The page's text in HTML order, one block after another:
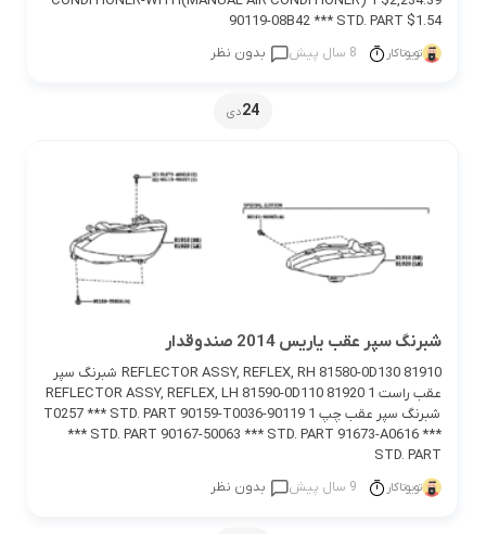
90119-08B42 *** STD. PART $1.54
تویوتاکار 8 سال پیش بدون نظر
24دی
شبرنگ سپر عقب یاریس 2014 صندوقدار
81910 REFLECTOR ASSY, REFLEX, RH 81580-0D130 شبرنگ سپر
عقب راست 1 81920 REFLECTOR ASSY, REFLEX, LH 81590-0D110
شبرنگ سپر عقب چپ 1 90119-T0257 *** STD. PART 90159-T0036
*** STD. PART 90167-50063 *** STD. PART 91673-A0616 ***
STD. PART
تویوتاکار 9 سال پیش بدون نظر